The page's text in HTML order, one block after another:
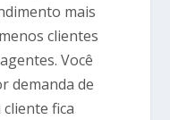
mais
clientes
Você
demanda de
fica